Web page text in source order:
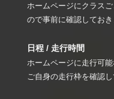
ホームページにクラス
ので事前に確認しておき
日程 / 走行時間
ホームページに走行可
ご自身の走行枠を確認